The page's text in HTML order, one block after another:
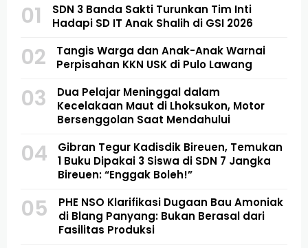
01
SDN 3 Banda Sakti Turunkan Tim Inti
Hadapi SD IT Anak Shalih di GSI 2026
02
Tangis Warga dan Anak-Anak Warnai
Perpisahan KKN USK di Pulo Lawang
03
Dua Pelajar Meninggal dalam
Kecelakaan Maut di Lhoksukon, Motor
Bersenggolan Saat Mendahului
04
Gibran Tegur Kadisdik Bireuen, Temukan
1 Buku Dipakai 3 Siswa di SDN 7 Jangka
Bireuen: “Enggak Boleh!”
05
PHE NSO Klarifikasi Dugaan Bau Amoniak
di Blang Panyang: Bukan Berasal dari
Fasilitas Produksi